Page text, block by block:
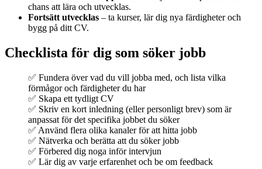
chans att lära och utvecklas.
Fortsätt utvecklas – ta kurser, lär dig nya färdigheter och
bygg på ditt CV.
Checklista för dig som söker jobb
✅ Fundera över vad du vill jobba med, och lista vilka
förmågor och färdigheter du har
✅ Skapa ett tydligt CV
✅ Skriv en kort inledning (eller personligt brev) som är
anpassat för det specifika jobbet du söker
✅ Använd flera olika kanaler för att hitta jobb
✅ Nätverka och berätta att du söker jobb
✅ Förbered dig noga inför intervjun
✅ Lär dig av varje erfarenhet och be om feedback